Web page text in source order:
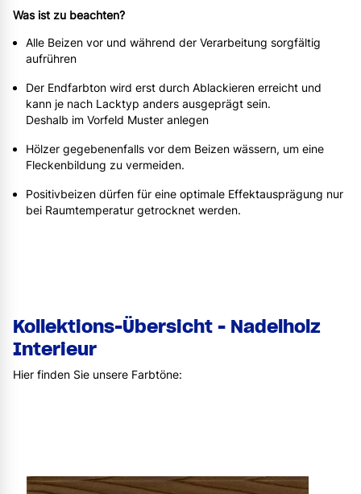
Was ist zu beachten?
Alle Beizen vor und während der Verarbeitung sorgfältig
aufrühren
Der Endfarbton wird erst durch Ablackieren erreicht und
kann je nach Lacktyp anders ausgeprägt sein.
Deshalb im Vorfeld Muster anlegen
Hölzer gegebenenfalls vor dem Beizen wässern, um eine
Fleckenbildung zu vermeiden.
Positivbeizen dürfen für eine optimale Effektausprägung nur
bei Raumtemperatur getrocknet werden.
Kollektions-Übersicht - Nadelholz
Interieur
Hier finden Sie unsere Farbtöne: